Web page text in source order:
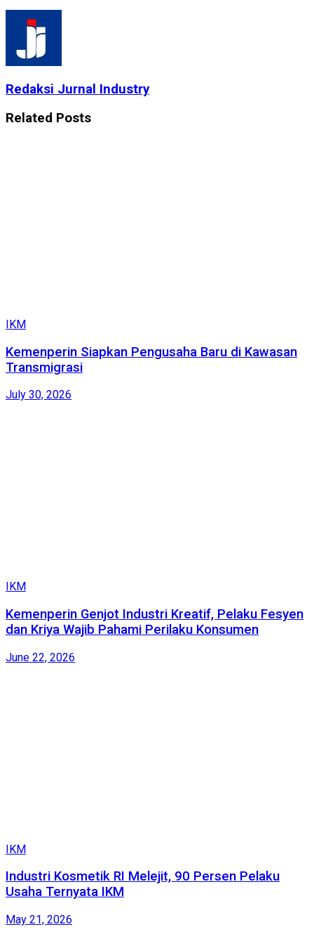
Redaksi Jurnal Industry
Related Posts
IKM
Kemenperin Siapkan Pengusaha Baru di Kawasan
Transmigrasi
July 30, 2026
IKM
Kemenperin Genjot Industri Kreatif, Pelaku Fesyen
dan Kriya Wajib Pahami Perilaku Konsumen
June 22, 2026
IKM
Industri Kosmetik RI Melejit, 90 Persen Pelaku
Usaha Ternyata IKM
May 21, 2026